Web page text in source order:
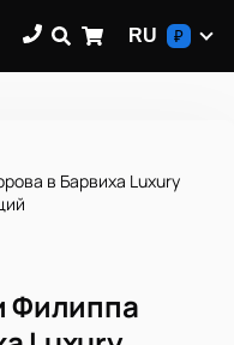
RU ₽
в Барвиха Luxury
Филиппа